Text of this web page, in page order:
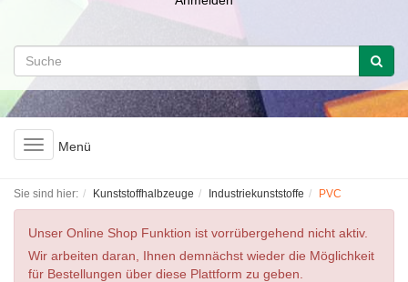
Toggle
navigation
Menü
Sie sind hier: Kunststoffhalbzeuge Industriekunststoffe PVC
Unser Online Shop Funktion ist vorrübergehend nicht aktiv.
Wir arbeiten daran, Ihnen demnächst wieder die Möglichkeit
für Bestellungen über diese Plattform zu geben.